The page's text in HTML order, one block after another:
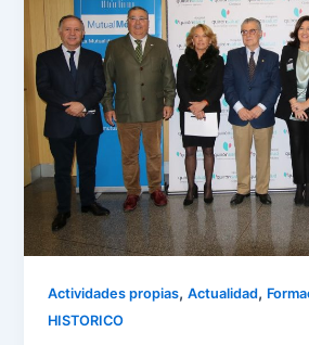
Actividades propias,Actualidad,
HISTORICO